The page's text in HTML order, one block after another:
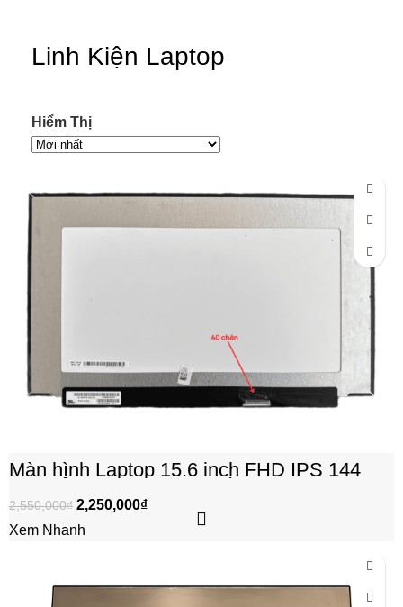
Linh Kiện Laptop
Hiểm Thị
Màn hình Laptop 15.6 inch FHD IPS 144
Hz, mỏng, 40 chân, full viền, không tai
2,550,000₫ 2,250,000₫
Xem Nhanh